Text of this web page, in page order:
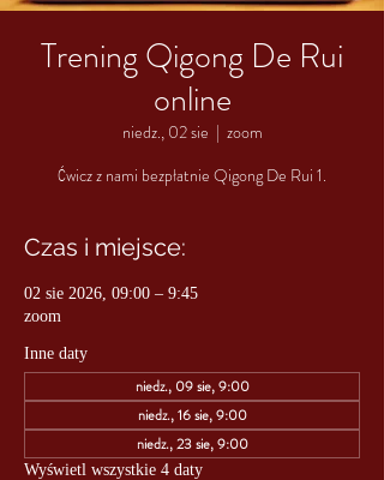
Trening Qigong De Rui
online
niedz., 02 sie
  |
zoom
Ćwicz z nami bezpłatnie Qigong De Rui 1.
Czas i miejsce:
02 sie 2026, 09:00 – 9:45
zoom
Inne daty
niedz., 09 sie, 9:00
niedz., 16 sie, 9:00
niedz., 23 sie, 9:00
Wyświetl wszystkie 4 daty